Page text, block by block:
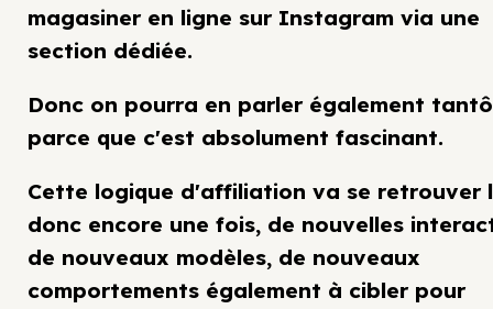
magasiner en ligne sur Instagram via une
section dédiée.
Donc on pourra en parler également
parce que c'est absolument fascinant.
Cette logique d'affiliation va se retrouver
donc encore une fois, de nouvelles
de nouveaux modèles, de nouveaux
comportements également à cibler pour